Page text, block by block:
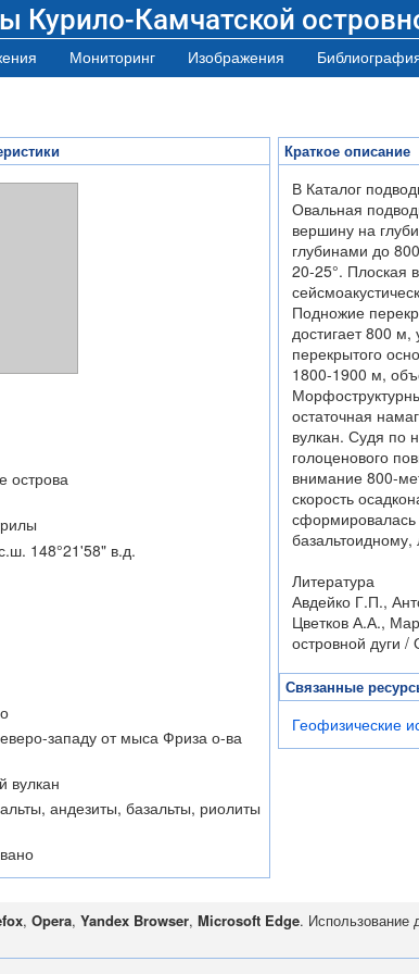
Курило-Камчатской
Мониторинг Изображения
острова
148°21'58" в.д.
западу от мыса Фриза о-ва
вулкан
андезиты, базальты, риолиты
Краткое описание
В Каталог
Овальная
вершину на
глубинами до
20-25°. Плоская
Подножие
достигает 800 м,
перекрытого
1800-1900 м,
остаточная
вулкан. Судя по
голоценового
внимание 800-
скорость
сформировалась
Литература
Авдейко Г.П.,
Цветков А.А.,
островной дуги
Связанные
Геофизические
, Opera, Yandex Browser, Microsoft Edge. Использование